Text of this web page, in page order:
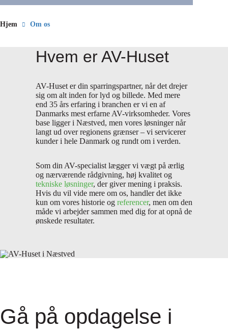
Hjem Om os
Hvem er AV-Huset
AV-Huset er din sparringspartner, når det drejer
sig om alt inden for lyd og billede. Med mere
end 35 års erfaring i branchen er vi en af
Danmarks mest erfarne AV-virksomheder. Vores
base ligger i Næstved, men vores løsninger når
langt ud over regionens grænser – vi servicerer
kunder i hele Danmark og rundt om i verden.
Som din AV-specialist lægger vi vægt på ærlig
og nærværende rådgivning, høj kvalitet og
tekniske løsninger, der giver mening i praksis.
Hvis du vil vide mere om os, handler det ikke
kun om vores historie og referencer, men om den
måde vi arbejder sammen med dig for at opnå de
ønskede resultater.
Gå på opdagelse i